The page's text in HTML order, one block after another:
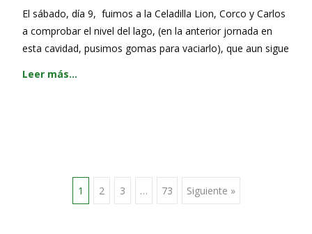
El sábado, día 9, fuimos a la Celadilla Lion, Corco y Carlos
a comprobar el nivel del lago, (en la anterior jornada en
esta cavidad, pusimos gomas para vaciarlo), que aun sigue
Leer más…
1 2 3 … 73 Siguiente »